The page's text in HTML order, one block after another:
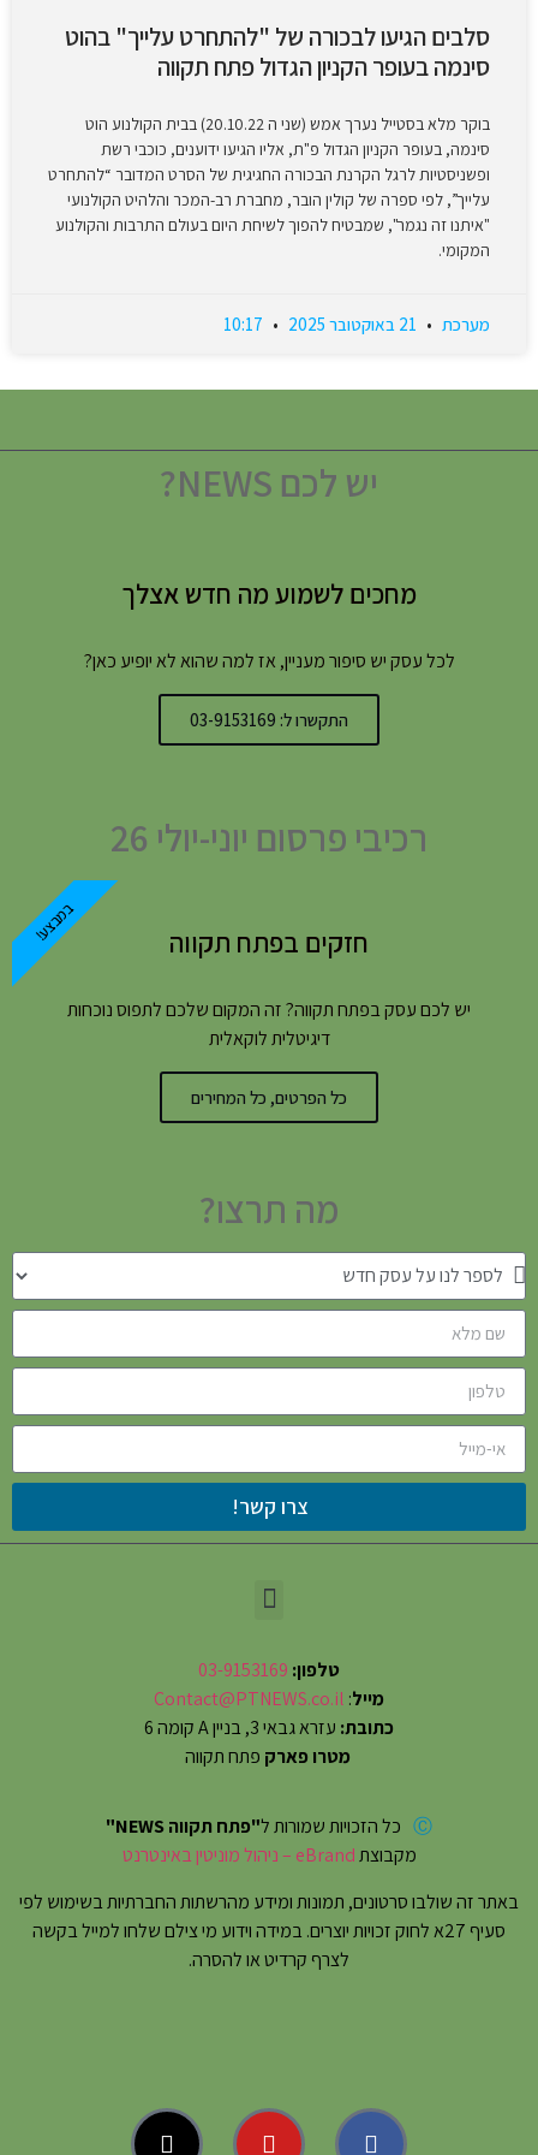
סלבים הגיעו לבכורה של "להתחרט עלייך" בהוט
סינמה בעופר הקניון הגדול פתח תקווה
בוקר מלא בסטייל נערך אמש (שני ה 20.10.22) בבית הקולנוע הוט
סינמה, בעופר הקניון הגדול פ"ת, אליו הגיעו ידוענים, כוכבי רשת
ופשניסטיות לרגל הקרנת הבכורה החגיגית של הסרט המדובר “להתחרט
עלייך”, לפי ספרה של קולין הובר, מחברת רב-המכר והלהיט הקולנועי
"איתנו זה נגמר", שמבטיח להפוך לשיחת היום בעולם התרבות והקולנוע
המקומי.
מערכת
יש לכם NEWS?
מחכים לשמוע מה חדש אצלך
לכל עסק יש סיפור מעניין, אז למה שהוא לא יופיע כאן?
התקשרו ל: 03-9153169
רכיבי פרסום יוני-יולי 26
חזקים בפתח תקווה
יש לכם עסק בפתח תקווה? זה המקום שלכם לתפוס נוכחות
דיגיטלית לוקאלית
כל הפרטים, כל המחירים
במבצע!
מה תרצו?
צרו קשר!
טלפון: 03-9153169
מייל:
Contact@PTNEWS.co.il
כתובת: עזרא גבאי 3, בניין A קומה 6
מטרו פארק פתח תקווה
Ⓒ כל הזכויות שמורות ל"פתח תקווה NEWS"
מקבוצתeBrand – ניהול מוניטין באינטרנט
באתר זה שולבו סרטונים, תמונות ומידע מהרשתות החברתיות בשימוש לפי
סעיף 27א לחוק זכויות יוצרים. במידה וידוע מי צילם שלחו למייל בקשה
לצרף קרדיט או להסרה.